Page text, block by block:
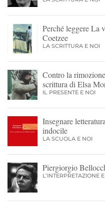
Perché leggere La
Coetzee
LA SCRITTURA E NOI
Contro la
scrittura di Elsa
IL PRESENTE E NOI
Insegnare
indocile
LA SCUOLA E NOI
Piergiorgio
L’INTERPRETAZIONE